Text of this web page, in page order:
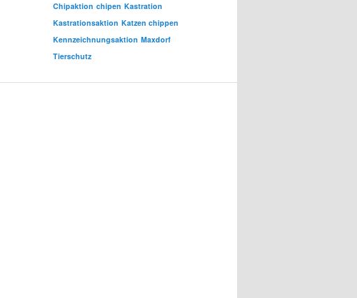
Chipaktion chipen Kastration
Kastrationsaktion Katzen chippen
Kennzeichnungsaktion Maxdorf
Tierschutz